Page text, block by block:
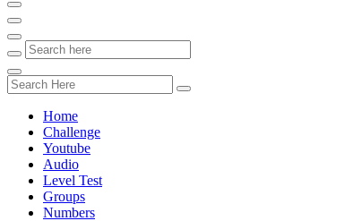
Home
Challenge
Youtube
Audio
Level Test
Groups
Numbers